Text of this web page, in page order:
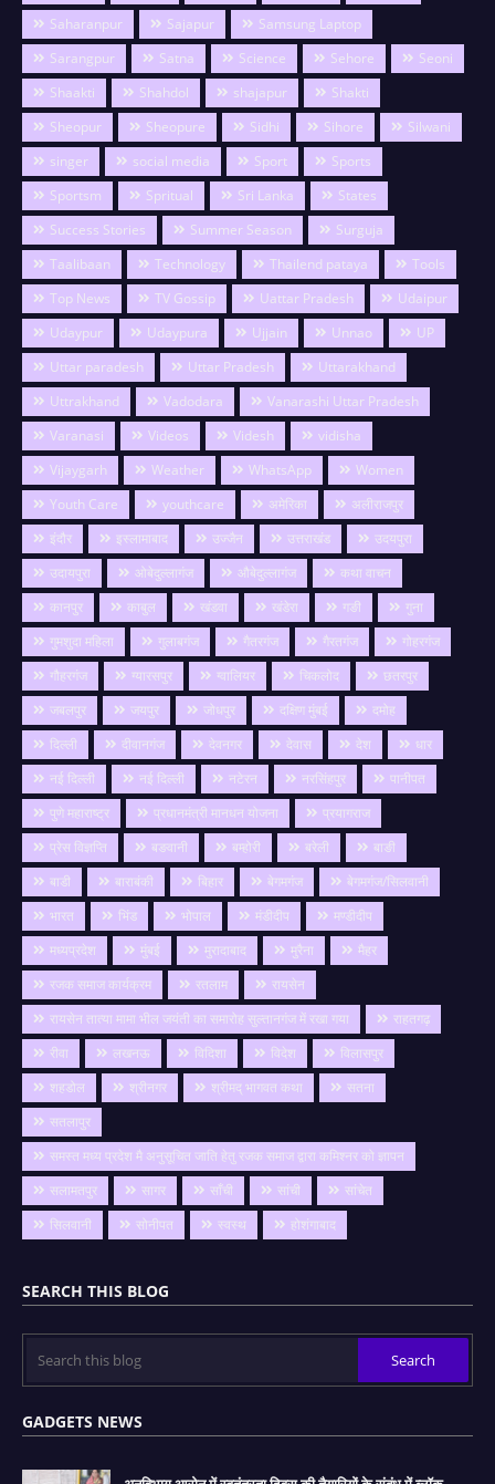
Saharanpur
Sajapur
Samsung Laptop
Sarangpur
Satna Science Sehore
Seoni
Shaakti
Shahdol shajapur
Shakti
Sheopur
Sheopure Sidhi Sihore
Silwani
singer
social media Sport
Sports
Sportsm
Spritual Sri Lanka
States
Success Stories
Summer Season
Surguja
Taalibaan
Technology Thailend pataya
Tools
Top News
TV Gossip Uattar Pradesh
Udaipur
Udaypur
Udaypura Ujjain Unnao
UP
Uttar paradesh
Uttar Pradesh
Uttarakhand
Uttrakhand
Vadodara
Vanarashi Uttar Pradesh
Varanasi
Videos Videsh
vidisha
Vijaygarh
Weather WhatsApp
Women
Youth Care
youthcare अमेरिका
अलीराजपुर
इंदौर
इस्लामाबाद उज्जैन उत्तराखंड
उदयपुरा
उदायपुरा
ओबेदुल्लागंज औबेदुल्लागंज
कथा वाचन
कानपुर
काबुल खंडवा खंडेरा गङी
गुना
गुमशुदा महिला
गुलाबगंज गैतरगंज गैरतगंज
गोहरगंज
गौहरगंज
ग्यारसपुर ग्वालियर चिकलोद
छतरपुर
जबलपुर
जयपुर जोधपुर दक्षिण मुंबई
दमोह
दिल्ली
दीवानगंज देवनगर देवास देश
धार
नई दिल्ली
नई दिल्ली नटेरन नरसिंहपुर
पानीपत
पुणे महाराष्ट्र
प्रधानमंत्री मानधन योजना
प्रयागराज
प्रेस विज्ञप्ति
बङवानी बम्होरी बरेली
बाङी
बाडी
बाराबंकी बिहार बेगमगंज
बेगमगंज/सिलवानी
भारत
भिंड भोपाल मंडीदीप
मण्डीदीप
मध्यप्रदेश
मुंबई मुरादाबाद मुरैना
मैहर
रजक समाज कार्यक्रम
रतलाम
रायसेन
रायसेन तात्या मामा भील जयंती का समारोह सुल्तानगंज में रखा गया
राहतगढ़
रीवा
लखनऊ विदिशा विदेश
विलासपुर
शहडोल
श्रीनगर श्रीमद् भागवत कथा
सतना
सतलापुर
समस्त मध्य प्रदेश मै अनुसूचित जाति हेतु रजक समाज द्वारा कमिश्नर को ज्ञापन
सलामतपुर
सागर साँची सांची
सांचेत
सिलवानी
सोनीपत स्वस्थ होशंगाबाद
SEARCH THIS BLOG
GADGETS NEWS